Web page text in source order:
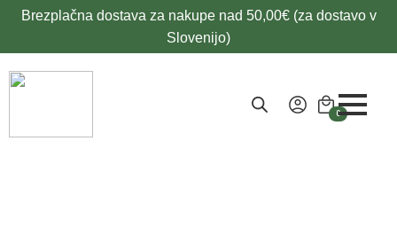
Brezplačna dostava za nakupe nad 50,00€ (za dostavo v
Slovenijo)
0